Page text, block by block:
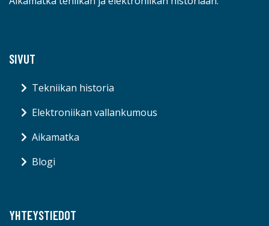
SIVUT
Tekniikan historia
Elektroniikan vallankumous
Aikamatka
Blogi
YHTEYSTIEDOT